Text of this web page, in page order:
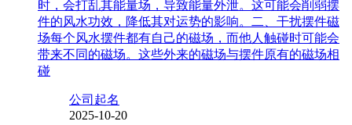
时，会打乱其能量场，导致能量外泄。这可能会削弱摆
件的风水功效，降低其对运势的影响。二、干扰摆件磁
场每个风水摆件都有自己的磁场，而他人触碰时可能会
带来不同的磁场。这些外来的磁场与摆件原有的磁场相
碰
公司起名
2025-10-20